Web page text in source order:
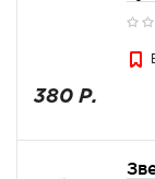
380 Р.